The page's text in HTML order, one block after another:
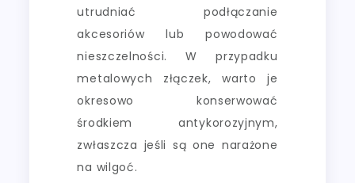
utrudniać podłączanie
akcesoriów lub powodować
nieszczelności. W przypadku
metalowych złączek, warto je
okresowo konserwować
środkiem antykorozyjnym,
zwłaszcza jeśli są one narażone
na wilgoć.